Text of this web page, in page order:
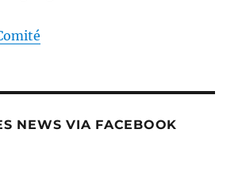
NEWS VIA FACEBOOK